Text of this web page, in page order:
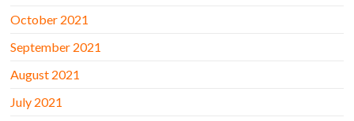
October 2021
September 2021
August 2021
July 2021